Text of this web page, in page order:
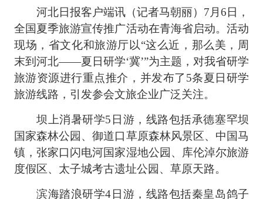
河北日报客户端讯（记者马朝丽）7月6日，
全国夏季旅游宣传推广活动在青海省启动。活动
现场，省文化和旅游厅以“这么近，那么美，周
末到河北——夏日研学‘冀’”为主题，对我省研学
旅游资源进行重点推介，并发布了5条夏日研学
旅游线路，引发参会文旅企业广泛关注。
坝上消暑研学5日游，线路包括承德塞罕坝
国家森林公园、御道口草原森林风景区、中国马
镇，张家口闪电河国家湿地公园、库伦淖尔旅游
度假区、太子城考古遗址公园、草原天路。
滨海踏浪研学4日游，线路包括秦皇岛鸽子